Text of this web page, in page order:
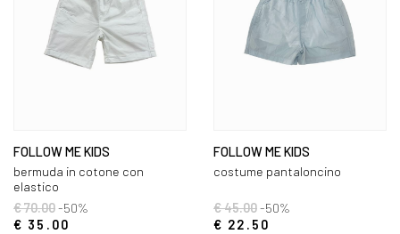
FOLLOW ME KIDS
bermuda in cotone con
elastico
€ 70.00-50%
€ 35.00
FOLLOW ME KIDS
costume pantaloncino
€ 45.00-50%
€ 22.50